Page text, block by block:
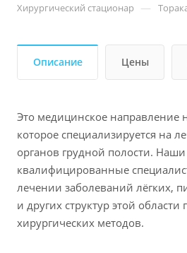
Хирургический стационар —
Описание Цены
Это медицинское направление
которое специализируется на
органов грудной полости. Наши
квалифицированные
лечении заболеваний лёгких,
и других структур этой области
хирургических методов.